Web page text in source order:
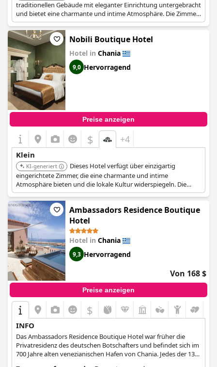
traditionellen Gebäude mit eleganter Einrichtung untergebracht
und bietet eine charmante und intime Atmosphäre. Die Zimmer
sind so gestaltet, dass sie ein komfortables und luxuriöses
Erlebnis bieten. Seine zentrale Lage ermöglicht einfachen
Zugang zu den historischen Stätten und kulturellen
Attraktionen von Chania.
Nobili Boutique Hotel
Hotel in Chania
9,0 Hervorragend
Preise anzeigen
$ +4
Klein
KI-generiert
Dieses Hotel verfügt über einzigartig
eingerichtete Zimmer, die eine charmante und intime
Atmosphäre bieten und die lokale Kultur widerspiegeln. Die
Architektur bewahrt einen traditionellen Stil, der die historische
Umgebung ergänzt. Die zentrale Lage ermöglicht einfachen
Zugang zu kulturellen Stätten und lokalen Restaurants.
Ambassadors Residence Boutique
Hotel
Hotel in Chania
9,3 Hervorragend
Von 168 $
Preise anzeigen
$
INFO
Das Ambassadors Residence Boutique Hotel war früher die
Privatresidenz des deutschen Botschafters und befindet sich im
700 Jahre alten venezianischen Hafen von Chania. Jedes der 13